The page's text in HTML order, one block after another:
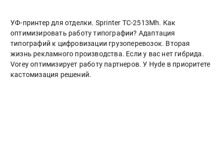
УФ-принтер для отделки. Sprinter ТС-2513Mh. Как
оптимизировать работу типографии? Адаптация
типографий к цифровизации грузоперевозок. Вторая
жизнь рекламного производства. Если у вас нет гибрида.
Vorey оптимизирует работу партнеров. У Hyde в приоритете
кастомизация решений.